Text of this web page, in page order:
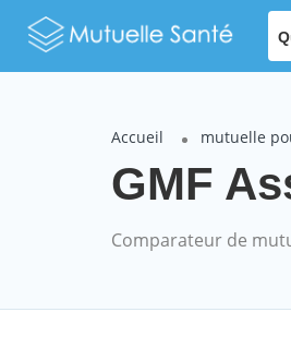
Accueil mutuelle
GMF
Comparateur de